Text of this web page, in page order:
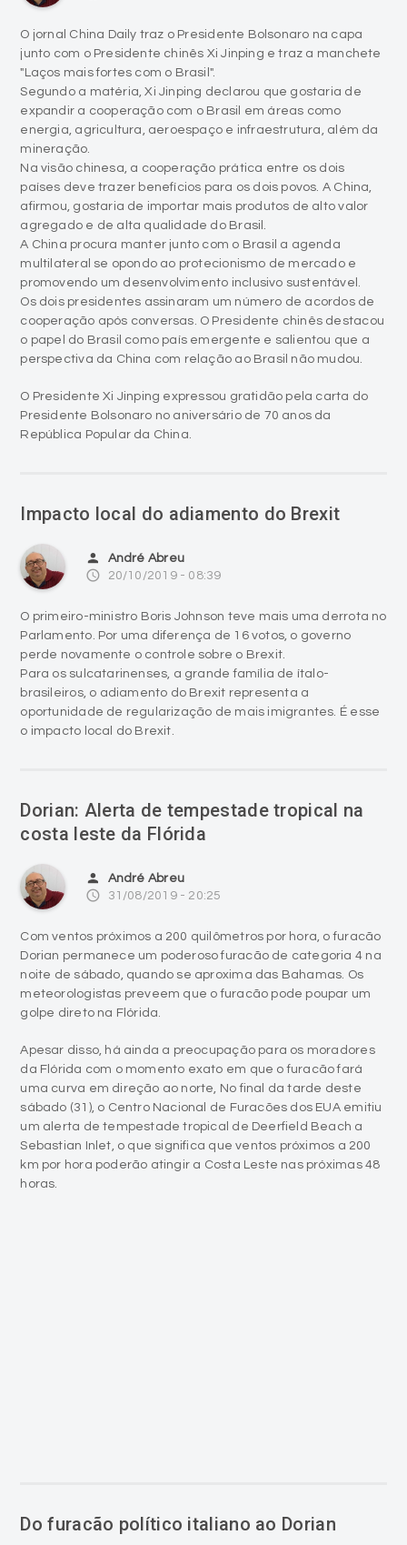
O jornal China Daily traz o Presidente Bolsonaro na capa
junto com o Presidente chinês Xi Jinping e traz a manchete
"Laços mais fortes com o Brasil".
Segundo a matéria, Xi Jinping declarou que gostaria de
expandir a cooperação com o Brasil em áreas como
energia, agricultura, aeroespaço e infraestrutura, além da
mineração.
Na visão chinesa, a cooperação prática entre os dois
países deve trazer benefícios para os dois povos. A China,
afirmou, gostaria de importar mais produtos de alto valor
agregado e de alta qualidade do Brasil.
A China procura manter junto com o Brasil a agenda
multilateral se opondo ao protecionismo de mercado e
promovendo um desenvolvimento inclusivo sustentável.
Os dois presidentes assinaram um número de acordos de
cooperação após conversas. O Presidente chinês destacou
o papel do Brasil como país emergente e salientou que a
perspectiva da China com relação ao Brasil não mudou.
O Presidente Xi Jinping expressou gratidão pela carta do
Presidente Bolsonaro no aniversário de 70 anos da
República Popular da China.
Impacto local do adiamento do Brexit
person André Abreu
access_time 20/10/2019 - 08:39
O primeiro-ministro Boris Johnson teve mais uma derrota no
Parlamento. Por uma diferença de 16 votos, o governo
perde novamente o controle sobre o Brexit.
Para os sulcatarinenses, a grande família de ítalo-
brasileiros, o adiamento do Brexit representa a
oportunidade de regularização de mais imigrantes. É esse
o impacto local do Brexit.
Dorian: Alerta de tempestade tropical na
costa leste da Flórida
person André Abreu
access_time 31/08/2019 - 20:25
Com ventos próximos a 200 quilômetros por hora, o furacão
Dorian permanece um poderoso furacão de categoria 4 na
noite de sábado, quando se aproxima das Bahamas. Os
meteorologistas preveem que o furacão pode poupar um
golpe direto na Flórida.
Apesar disso, há ainda a preocupação para os moradores
da Flórida com o momento exato em que o furacão fará
uma curva em direção ao norte, No final da tarde deste
sábado (31), o Centro Nacional de Furacões dos EUA emitiu
um alerta de tempestade tropical de Deerfield Beach a
Sebastian Inlet, o que significa que ventos próximos a 200
km por hora poderão atingir a Costa Leste nas próximas 48
horas.
Do furacão político italiano ao Dorian